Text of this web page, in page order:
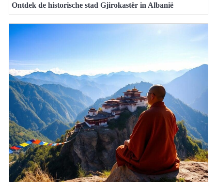
Ontdek de historische stad Gjirokastër in Albanië